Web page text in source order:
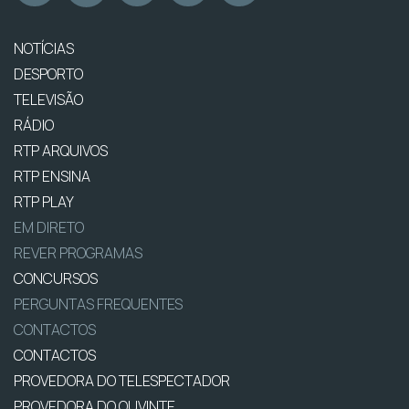
NOTÍCIAS
DESPORTO
TELEVISÃO
RÁDIO
RTP ARQUIVOS
RTP ENSINA
RTP PLAY
EM DIRETO
REVER PROGRAMAS
CONCURSOS
PERGUNTAS FREQUENTES
CONTACTOS
CONTACTOS
PROVEDORA DO TELESPECTADOR